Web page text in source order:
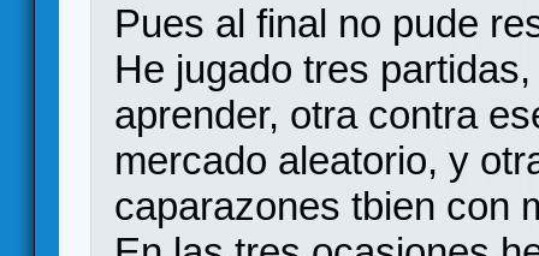
Pues al final no pude
He jugado tres
aprender, otra contra
mercado aleatorio, y
caparazones tbien con